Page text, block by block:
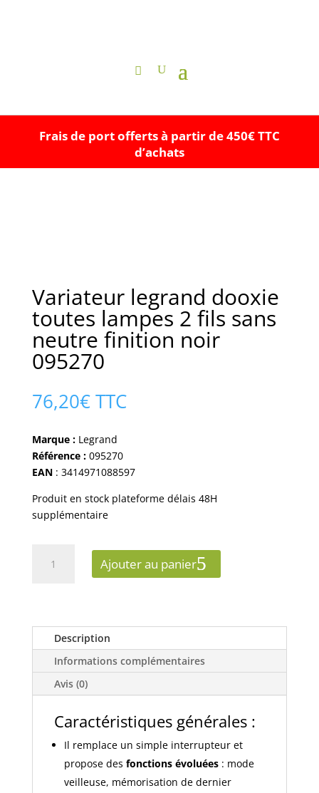
Frais de port offerts à partir de 450€ TTC
d’achats
Variateur legrand dooxie
toutes lampes 2 fils sans
neutre finition noir
095270
76,20€ TTC
Marque :Legrand
Référence :095270
EAN: 3414971088597
Produit en stock plateforme délais 48H
supplémentaire
toutes
lampes
sans
neutre
finition
095270
Ajouter au panier
Description
Informations complémentaires
Avis (0)
Caractéristiques générales :
Il remplace un simple interrupteur et
propose des fonctions évoluées: mode
veilleuse, mémorisation de dernier